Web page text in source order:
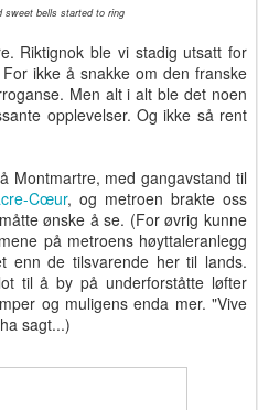
sweet bells started to ring
Riktignok ble vi stadig utsatt for
ikke å snakke om den franske
Men alt i alt ble det noen
opplevelser. Og ikke så rent
Montmartre, med gangavstand til
Cœur, og metroen brakte oss
ønske å se. (For øvrig kunne
på metroens høyttaleranlegg
enn de tilsvarende her til lands.
til å by på underforståtte løfter
og muligens enda mer. "Vive
sagt...)